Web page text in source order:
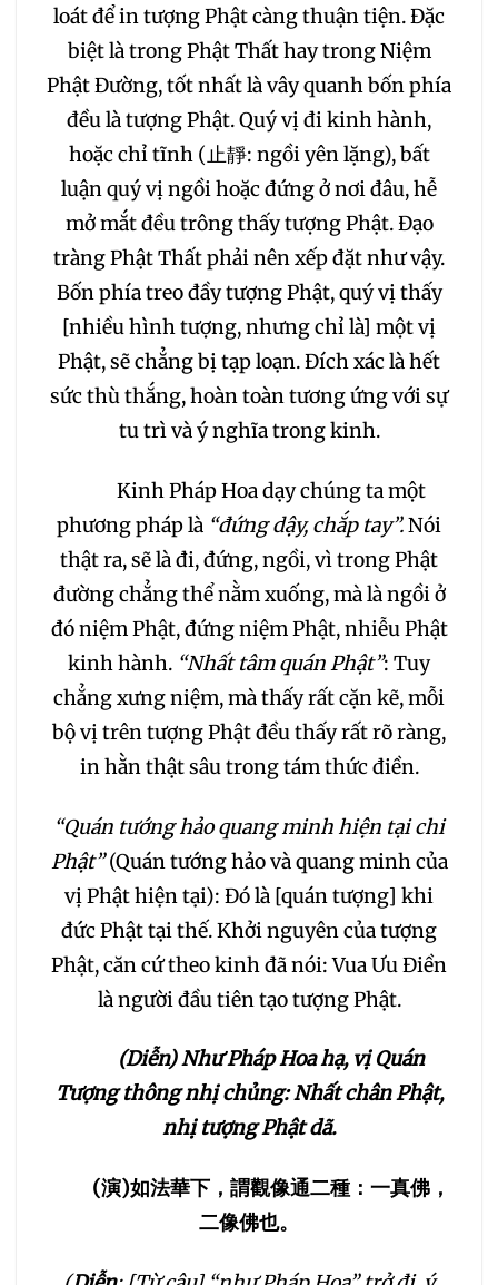
loát để in tượng Phật càng thuận tiện. Đặc
biệt là trong Phật Thất hay trong Niệm
Phật Đường, tốt nhất là vây quanh bốn phía
đều là tượng Phật. Quý vị đi kinh hành,
hoặc chỉ tĩnh (止靜: ngồi yên lặng), bất
luận quý vị ngồi hoặc đứng ở nơi đâu, hễ
mở mắt đều trông thấy tượng Phật. Đạo
tràng Phật Thất phải nên xếp đặt như vậy.
Bốn phía treo đầy tượng Phật, quý vị thấy
[nhiều hình tượng, nhưng chỉ là] một vị
Phật, sẽ chẳng bị tạp loạn. Đích xác là hết
sức thù thắng, hoàn toàn tương ứng với sự
tu trì và ý nghĩa trong kinh.
Kinh Pháp Hoa dạy chúng ta một
phương pháp là “đứng dậy, chắp tay”.Nói
thật ra, sẽ là đi, đứng, ngồi, vì trong Phật
đường chẳng thể nằm xuống, mà là ngồi ở
đó niệm Phật, đứng niệm Phật, nhiễu Phật
kinh hành. “Nhất tâm quán Phật”: Tuy
chẳng xưng niệm, mà thấy rất cặn kẽ, mỗi
bộ vị trên tượng Phật đều thấy rất rõ ràng,
in hằn thật sâu trong tám thức điền.
“Quán tướng hảo quang minh hiện tại chi
Phật”(Quán tướng hảo và quang minh của
vị Phật hiện tại): Đó là [quán tượng] khi
đức Phật tại thế. Khởi nguyên của tượng
Phật, căn cứ theo kinh đã nói: Vua Ưu Điền
là người đầu tiên tạo tượng Phật.
(Diễn) Như Pháp Hoa hạ, vị Quán
Tượng thông nhị chủng: Nhất chân Phật,
nhị tượng Phật dã.
(演)如法華下，謂觀像通二種：一真佛，
二像佛也。